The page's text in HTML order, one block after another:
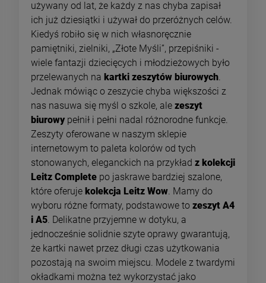
używany od lat, że każdy z nas chyba zapisał
ich już dziesiątki i używał do przeróżnych celów.
Kiedyś robiło się w nich własnoręcznie
pamiętniki, zielniki, „Złote Myśli”, przepiśniki -
wiele fantazji dziecięcych i młodzieżowych było
przelewanych na kartki zeszytów biurowych.
Jednak mówiąc o zeszycie chyba większości z
nas nasuwa się myśl o szkole, ale zeszyt
biurowy pełnił i pełni nadal różnorodne funkcje.
Zeszyty oferowane w naszym sklepie
internetowym to paleta kolorów od tych
stonowanych, eleganckich na przykład z kolekcji
Leitz Complete po jaskrawe bardziej szalone,
które oferuje kolekcja Leitz Wow. Mamy do
wyboru różne formaty, podstawowe to zeszyt A4
i A5. Delikatne przyjemne w dotyku, a
jednocześnie solidnie szyte oprawy gwarantują,
że kartki nawet przez długi czas użytkowania
pozostają na swoim miejscu. Modele z twardymi
okładkami można też wykorzystać jako